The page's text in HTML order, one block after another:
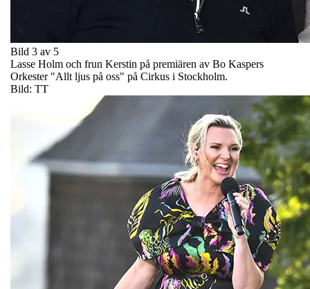
Bild 3 av 5
Lasse Holm och frun Kerstin på premiären av Bo Kaspers
Orkester "Allt ljus på oss" på Cirkus i Stockholm.
Bild: TT